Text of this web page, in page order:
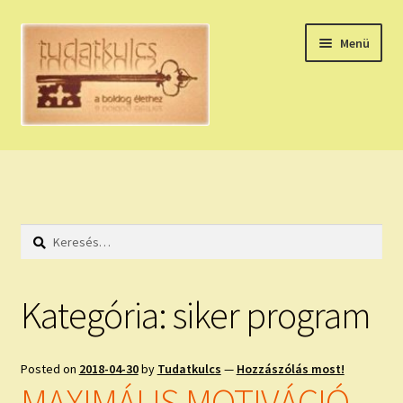
Ugrás
navigációhoz
Kilépés
tartalomba
Menü
HÚZZ EGY KÁRTYÁT!
HOLDNAPTÁR
NAPI ASZTROLÓGIA
KÉRJ EGY MEGERŐSÍTÉST!
Keresés:
Kategória:siker program
Posted on 2018-04-30by Tudatkulcs — Hozzászólás most!